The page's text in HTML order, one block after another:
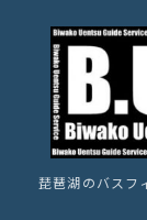
琵琶湖のバスフ